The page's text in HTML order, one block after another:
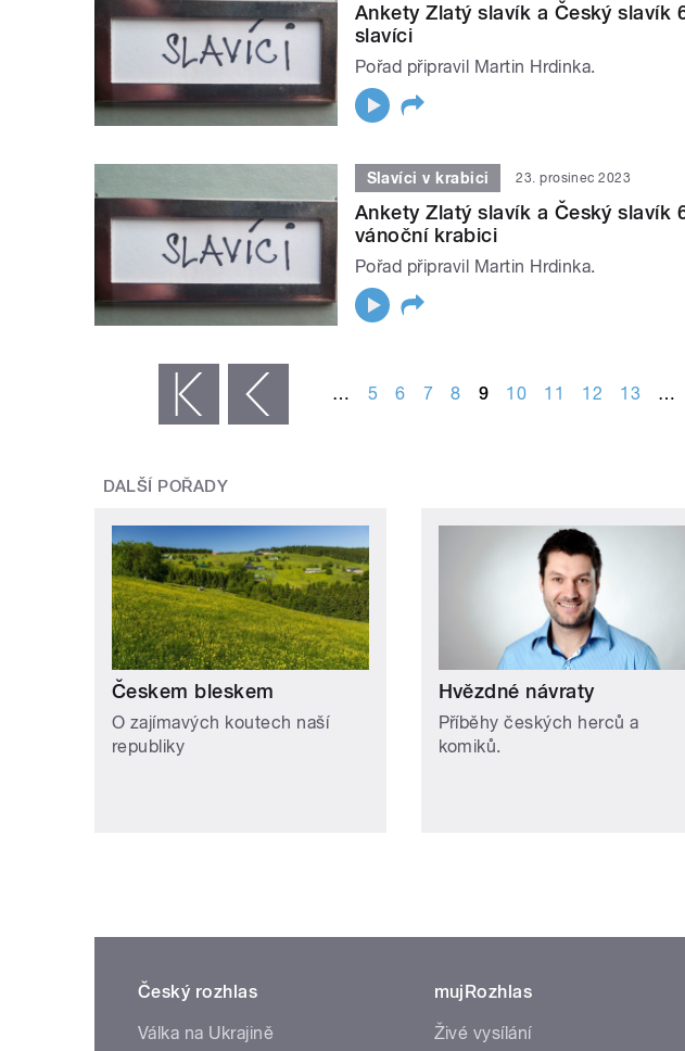
Ankety Zlatý slavík a Český slavík
slavíci
Pořad připravil Martin Hrdinka.
Slavíci v krabici 23. prosinec 2023
Ankety Zlatý slavík a Český slavík
vánoční krabici
Pořad připravil Martin Hrdinka.
‹ předchozí … 5 6 7 8 9 10 11 12 13 …
DALŠÍ POŘADY
Českem bleskem
O zajímavých koutech naší
republiky
Hvězdné návraty
Příběhy českých herců a
komiků.
Český rozhlas
Válka na Ukrajině
mujRozhlas
Živé vysílání